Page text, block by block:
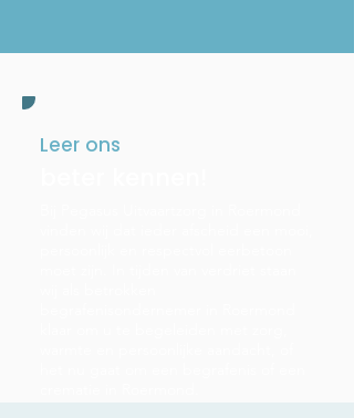
Leer ons